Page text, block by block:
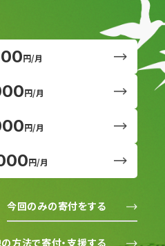
円/月
円/月
円/月
円/月
今回のみの寄付をする
方法で寄付・支援する